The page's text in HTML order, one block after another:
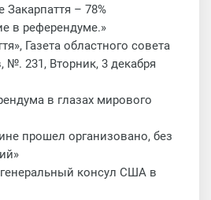
– 78%
в референдуме.»
Газета областного совета
№. 231, Вторник, 3 декабря
в глазах мирового
прошел организовано, без
консул США в